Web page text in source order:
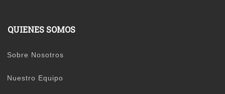
QUIENES SOMOS
Sobre Nosotros
Nuestro Equipo